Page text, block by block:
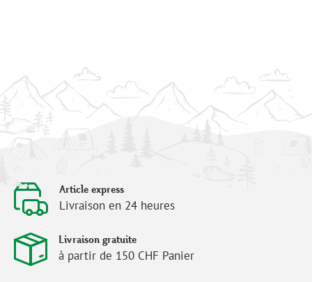
Article express
Livraison en 24 heures
Livraison gratuite
à partir de 150 CHF Panier